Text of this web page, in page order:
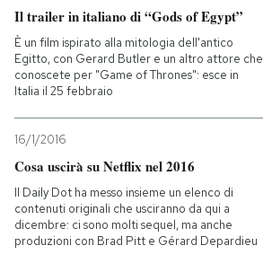
Il trailer in italiano di “Gods of Egypt”
È un film ispirato alla mitologia dell'antico
Egitto, con Gerard Butler e un altro attore che
conoscete per "Game of Thrones": esce in
Italia il 25 febbraio
16/1/2016
Cosa uscirà su Netflix nel 2016
Il Daily Dot ha messo insieme un elenco di
contenuti originali che usciranno da qui a
dicembre: ci sono molti sequel, ma anche
produzioni con Brad Pitt e Gérard Depardieu